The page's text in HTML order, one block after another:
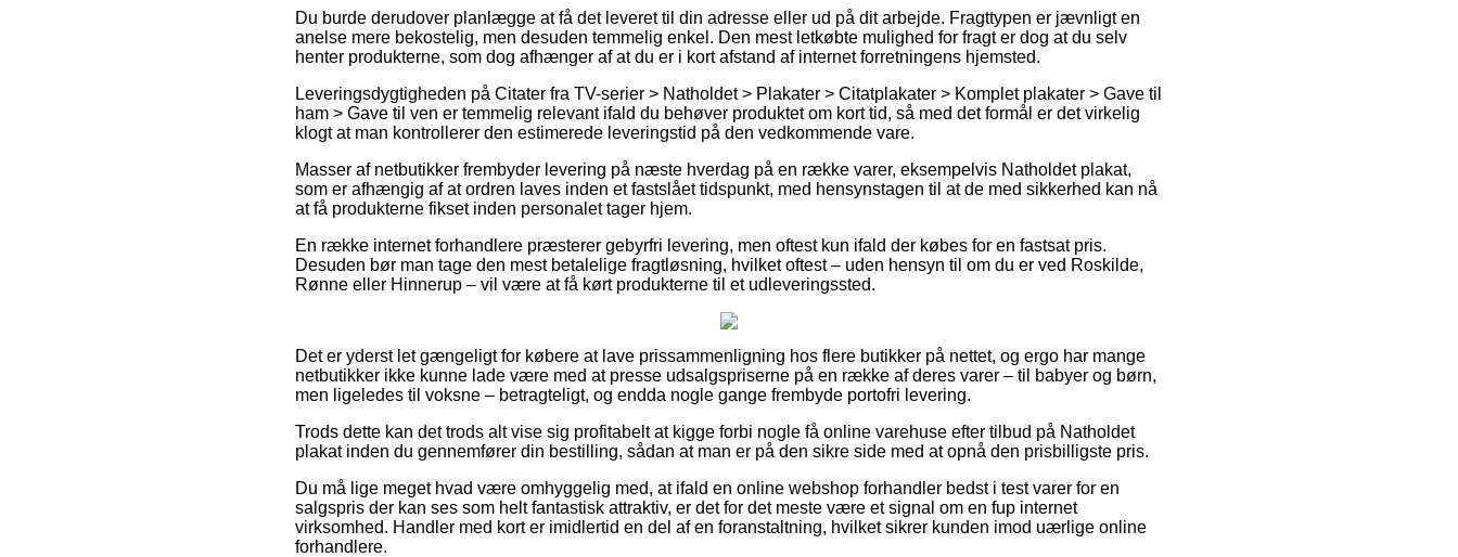
Du burde derudover planlægge at få det leveret til din adresse eller ud på dit arbejde. Fragttypen er jævnligt en
anelse mere bekostelig, men desuden temmelig enkel. Den mest letkøbte mulighed for fragt er dog at du selv
henter produkterne, som dog afhænger af at du er i kort afstand af internet forretningens hjemsted.
Leveringsdygtigheden på Citater fra TV-serier > Natholdet > Plakater > Citatplakater > Komplet plakater > Gave til
ham > Gave til ven er temmelig relevant ifald du behøver produktet om kort tid, så med det formål er det virkelig
klogt at man kontrollerer den estimerede leveringstid på den vedkommende vare.
Masser af netbutikker frembyder levering på næste hverdag på en række varer, eksempelvis Natholdet plakat,
som er afhængig af at ordren laves inden et fastslået tidspunkt, med hensynstagen til at de med sikkerhed kan nå
at få produkterne fikset inden personalet tager hjem.
En række internet forhandlere præsterer gebyrfri levering, men oftest kun ifald der købes for en fastsat pris.
Desuden bør man tage den mest betalelige fragtløsning, hvilket oftest – uden hensyn til om du er ved Roskilde,
Rønne eller Hinnerup – vil være at få kørt produkterne til et udleveringssted.
Det er yderst let gængeligt for købere at lave prissammenligning hos flere butikker på nettet, og ergo har mange
netbutikker ikke kunne lade være med at presse udsalgspriserne på en række af deres varer – til babyer og børn,
men ligeledes til voksne – betragteligt, og endda nogle gange frembyde portofri levering.
Trods dette kan det trods alt vise sig profitabelt at kigge forbi nogle få online varehuse efter tilbud på Natholdet
plakat inden du gennemfører din bestilling, sådan at man er på den sikre side med at opnå den prisbilligste pris.
Du må lige meget hvad være omhyggelig med, at ifald en online webshop forhandler bedst i test varer for en
salgspris der kan ses som helt fantastisk attraktiv, er det for det meste være et signal om en fup internet
virksomhed. Handler med kort er imidlertid en del af en foranstaltning, hvilket sikrer kunden imod uærlige online
forhandlere.